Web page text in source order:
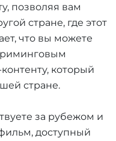
позволяя вам
стране, где этот
что вы можете
который
стране.
за рубежом и
доступный